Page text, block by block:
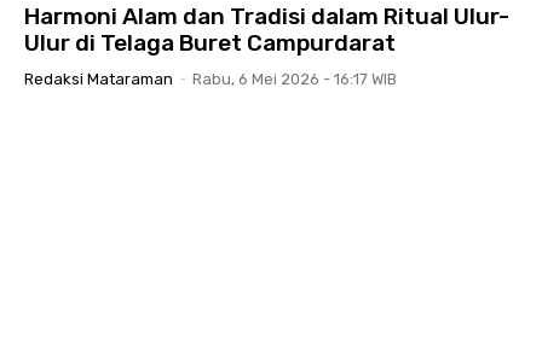
Harmoni Alam dan Tradisi dalam Ritual Ulur-
Ulur di Telaga Buret Campurdarat
Redaksi Mataraman - Rabu, 6 Mei 2026 - 16:17 WIB